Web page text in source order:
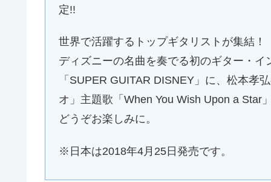
定!!
世界で活躍するトップギタリストが集結！
ディズニーの名曲を奏でる初のギター・
「SUPER GUITAR DISNEY」に、松本孝
オ」主題歌「When You Wish Upon a Star
どうぞお楽しみに。
※日本は2018年4月25日発売です。